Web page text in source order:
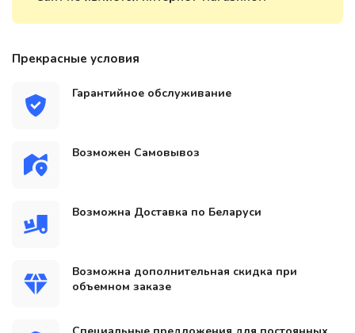
Прекрасные условия
Гарантийное обслуживание
Возможен Самовывоз
Возможна Доставка по Беларуси
Возможна дополнительная скидка при
объемном заказе